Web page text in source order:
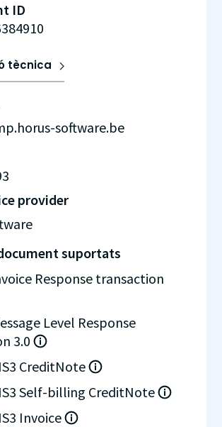
ID
tècnica
software.be
provider
suportats
Response transaction
Level Response
3.0
CreditNote
Self-billing CreditNote
Invoice